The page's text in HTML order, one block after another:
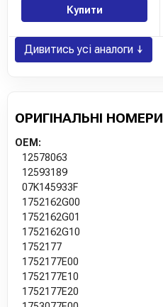
Купити
Дивитись усі аналоги ↓
ОРИГІНАЛЬНІ НОМЕРИ
OEM:
12578063
12593189
07K145933F
1752162G00
1752162G01
1752162G10
1752177
1752177E00
1752177E10
1752177E20